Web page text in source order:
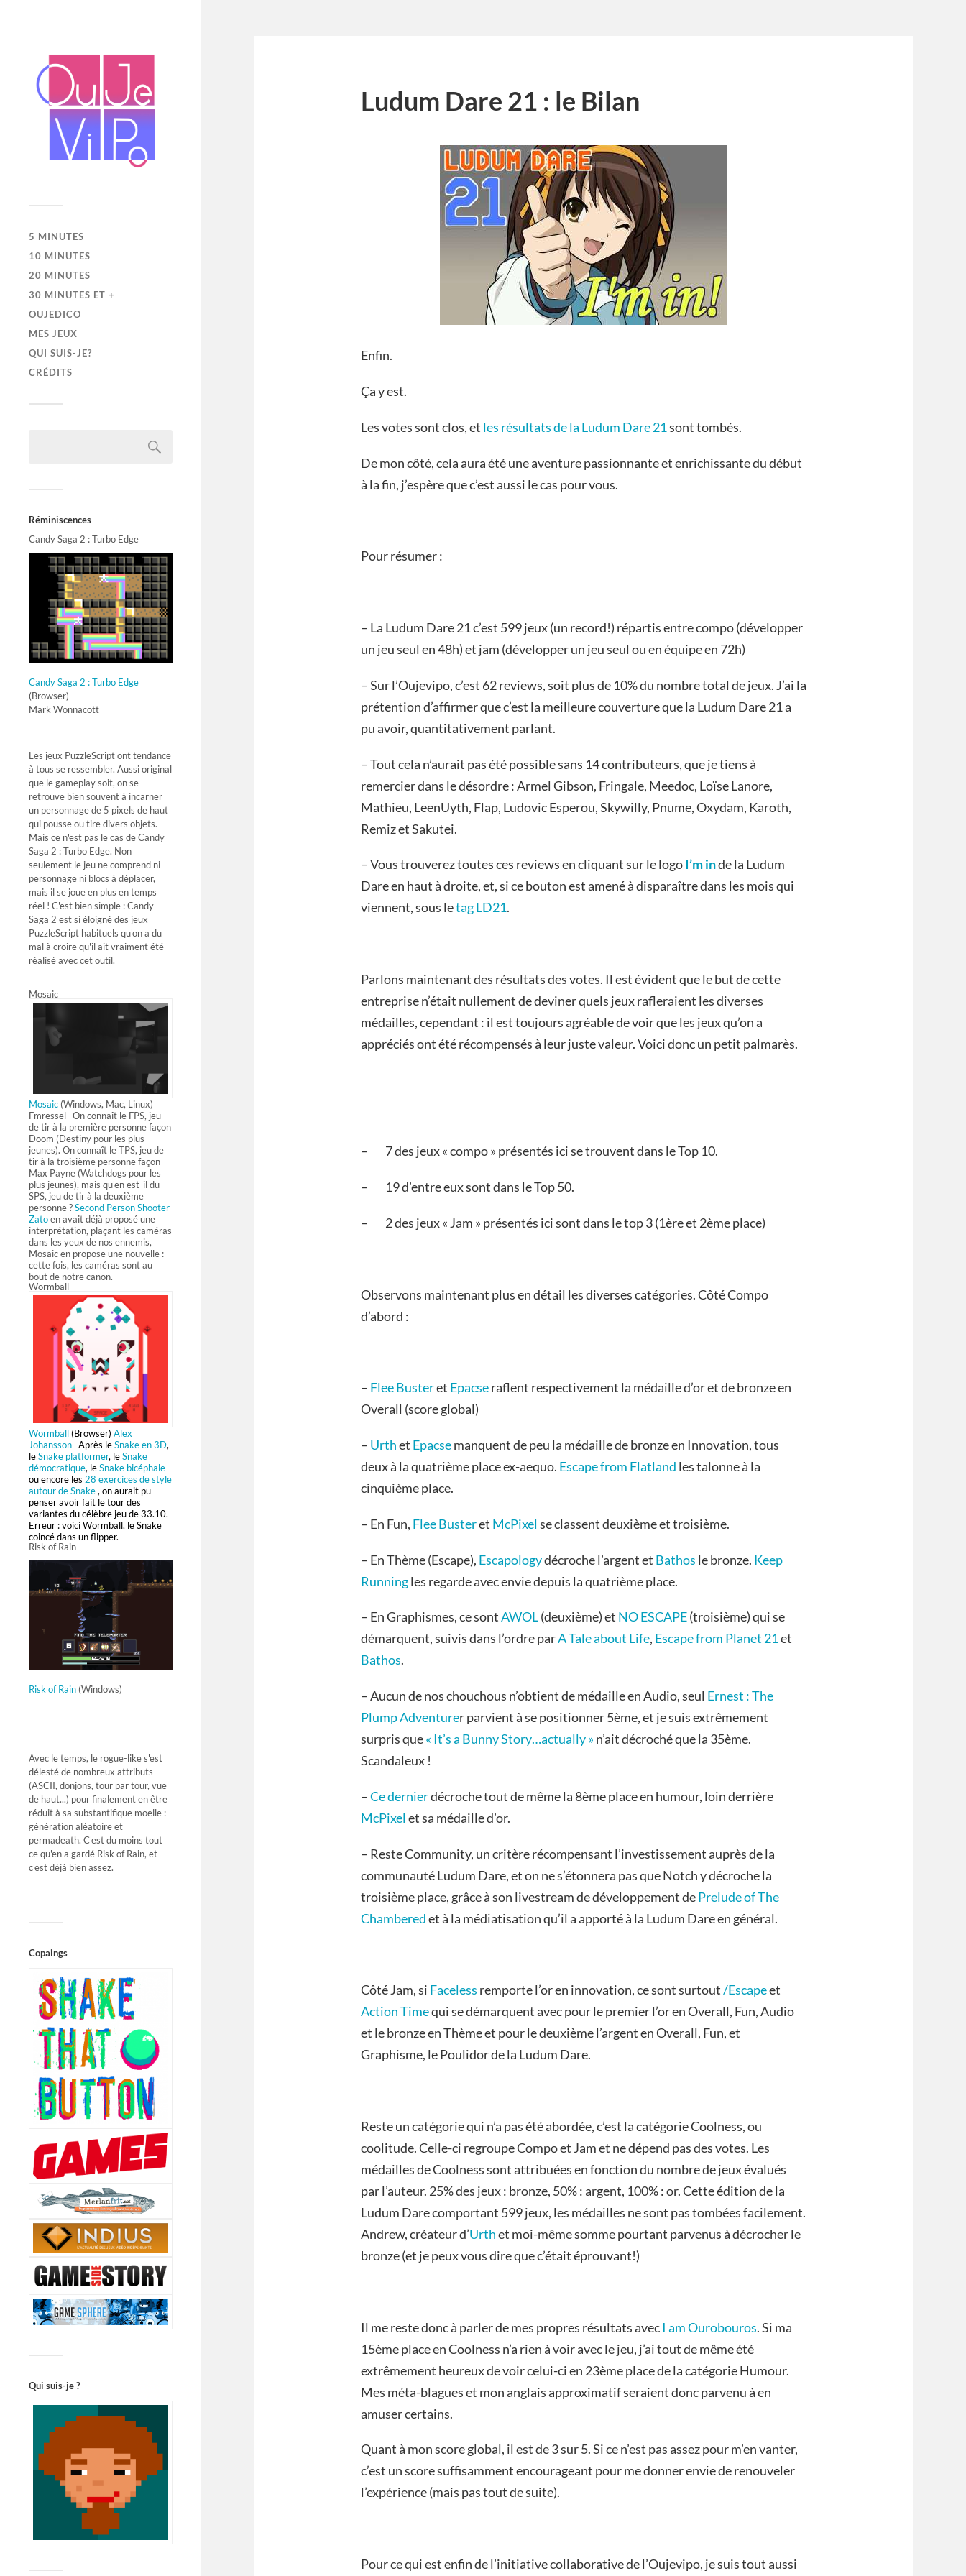
5 MINUTES
10 MINUTES
20 MINUTES
30 MINUTES ET +
OUJEDICO
MES JEUX
QUI SUIS-JE?
CRÉDITS
Réminiscences
Candy Saga 2 : Turbo Edge
Candy Saga 2 : Turbo Edge
(Browser)
Mark Wonnacott
Les jeux PuzzleScript ont tendance
à tous se ressembler. Aussi original
que le gameplay soit, on se
retrouve bien souvent à incarner
un personnage de 5 pixels de haut
qui pousse ou tire divers objets.
Mais ce n'est pas le cas de Candy
Saga 2 : Turbo Edge. Non
seulement le jeu ne comprend ni
personnage ni blocs à déplacer,
mais il se joue en plus en temps
réel ! C'est bien simple : Candy
Saga 2 est si éloigné des jeux
PuzzleScript habituels qu'on a du
mal à croire qu'il ait vraiment été
réalisé avec cet outil.
Mosaic
Mosaic (Windows, Mac, Linux)
Fmressel On connaît le FPS, jeu
de tir à la première personne façon
Doom (Destiny pour les plus
jeunes). On connaît le TPS, jeu de
tir à la troisième personne façon
Max Payne (Watchdogs pour les
plus jeunes), mais qu'en est-il du
SPS, jeu de tir à la deuxième
personne ?Second Person Shooter
Zatoen avait déjà proposé une
interprétation, plaçant les caméras
dans les yeux de nos ennemis,
Mosaic en propose une nouvelle :
cette fois, les caméras sont au
bout de notre canon.
Wormball
Wormball(Browser) Alex
Johansson Après leSnake en 3D,
leSnake platformer, leSnake
démocratique, leSnake bicéphale
ou encore les 28 exercices de style
autour de Snake, on aurait pu
penser avoir fait le tour des
variantes du célèbre jeu de 33.10.
Erreur : voici Wormball, le Snake
coincé dans un flipper.
Risk of Rain
Risk of Rain (Windows)
Avec le temps, le rogue-like s'est
délesté de nombreux attributs
(ASCII, donjons, tour par tour, vue
de haut...) pour finalement en être
réduit à sa substantifique moelle :
génération aléatoire et
permadeath. C'est du moins tout
ce qu'en a gardé Risk of Rain, et
c'est déjà bien assez.
Copaings
Qui suis-je ?
Ludum Dare 21 : le Bilan
Enfin.
Ça y est.
Les votes sont clos, et les résultats de la Ludum Dare 21sont tombés.
De mon côté, cela aura été une aventure passionnante et enrichissante du début
à la fin, j’espère que c’est aussi le cas pour vous.
Pour résumer :
– La Ludum Dare 21 c’est 599 jeux (un record!) répartis entre compo (développer
un jeu seul en 48h) et jam (développer un jeu seul ou en équipe en 72h)
– Sur l’Oujevipo, c’est 62 reviews, soit plus de 10% du nombre total de jeux. J’ai la
prétention d’affirmer que c’est la meilleure couverture que la Ludum Dare 21 a
pu avoir, quantitativement parlant.
– Tout cela n’aurait pas été possible sans 14 contributeurs, que je tiens à
remercier dans le désordre : Armel Gibson, Fringale, Meedoc, Loïse Lanore,
Mathieu, LeenUyth, Flap, Ludovic Esperou, Skywilly, Pnume, Oxydam, Karoth,
Remiz et Sakutei.
– Vous trouverez toutes ces reviews en cliquant sur le logoI’m inde la Ludum
Dare en haut à droite, et, si ce bouton est amené à disparaître dans les mois qui
viennent, sous letag LD21.
Parlons maintenant des résultats des votes. Il est évident que le but de cette
entreprise n’était nullement de deviner quels jeux rafleraient les diverses
médailles, cependant : il est toujours agréable de voir que les jeux qu’on a
appréciés ont été récompensés à leur juste valeur. Voici donc un petit palmarès.
– 7 des jeux « compo » présentés ici se trouvent dans le Top 10.
– 19 d’entre eux sont dans le Top 50.
– 2 des jeux « Jam » présentés ici sont dans le top 3 (1ère et 2ème place)
Observons maintenant plus en détail les diverses catégories. Côté Compo
d’abord :
– Flee Busteret Epacseraflent respectivement la médaille d’or et de bronze en
Overall (score global)
– Urthet Epacsemanquent de peu la médaille de bronze en Innovation, tous
deux à la quatrième place ex-aequo. Escape from Flatland les talonne à la
cinquième place.
– En Fun, Flee Busteret McPixelse classent deuxième et troisième.
– En Thème (Escape), Escapologydécroche l’argent et Bathos le bronze. Keep
Runningles regarde avec envie depuis la quatrième place.
– En Graphismes, ce sontAWOL(deuxième) et NO ESCAPE(troisième) qui se
démarquent, suivis dans l’ordre parA Tale about Life, Escape from Planet 21et
Bathos.
– Aucun de nos chouchous n’obtient de médaille en Audio, seul Ernest : The
Plump Adventurer parvient à se positionner 5ème, et je suis extrêmement
surpris que« It’s a Bunny Story…actually » n’ait décroché que la 35ème.
Scandaleux !
–Ce dernierdécroche tout de même la 8ème place en humour, loin derrière
McPixelet sa médaille d’or.
– Reste Community, un critère récompensant l’investissement auprès de la
communauté Ludum Dare, et on ne s’étonnera pas que Notch y décroche la
troisième place, grâce à son livestream de développement dePrelude of The
Chamberedet à la médiatisation qu’il a apporté à la Ludum Dare en général.
Côté Jam, si Faceless remporte l’or en innovation, ce sont surtout/Escapeet
Action Timequi se démarquent avec pour le premier l’or en Overall, Fun, Audio
et le bronze en Thème et pour le deuxième l’argent en Overall, Fun, et
Graphisme, le Poulidor de la Ludum Dare.
Reste un catégorie qui n’a pas été abordée, c’est la catégorie Coolness, ou
coolitude. Celle-ci regroupe Compo et Jam et ne dépend pas des votes. Les
médailles de Coolness sont attribuées en fonction du nombre de jeux évalués
par l’auteur. 25% des jeux : bronze, 50% : argent, 100% : or. Cette édition de la
Ludum Dare comportant 599 jeux, les médailles ne sont pas tombées facilement.
Andrew, créateur d’Urthet moi-même somme pourtant parvenus à décrocher le
bronze (et je peux vous dire que c’était éprouvant!)
Il me reste donc à parler de mes propres résultats avecI am Ourobouros. Si ma
15ème place en Coolness n’a rien à voir avec le jeu, j’ai tout de même été
extrêmement heureux de voir celui-ci en 23ème place de la catégorie Humour.
Mes méta-blagues et mon anglais approximatif seraient donc parvenu à en
amuser certains.
Quant à mon score global, il est de 3 sur 5. Si ce n’est pas assez pour m’en vanter,
c’est un score suffisamment encourageant pour me donner envie de renouveler
l’expérience (mais pas tout de suite).
Pour ce qui est enfin de l’initiative collaborative de l’Oujevipo, je suis tout aussi